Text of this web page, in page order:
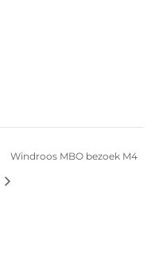
Windroos MBO bezoek M4